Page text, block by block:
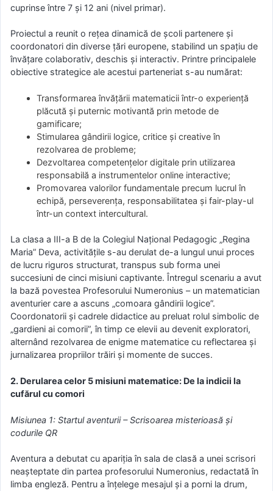
cuprinse între 7 și 12 ani (nivel primar).
Proiectul a reunit o rețea dinamică de școli partenere și
coordonatori din diverse țări europene, stabilind un spațiu de
învățare colaborativ, deschis și interactiv. Printre principalele
obiective strategice ale acestui parteneriat s-au numărat:
Transformarea învățării matematicii într-o experiență
plăcută și puternic motivantă prin metode de
gamificare;
Stimularea gândirii logice, critice și creative în
rezolvarea de probleme;
Dezvoltarea competențelor digitale prin utilizarea
responsabilă a instrumentelor online interactive;
Promovarea valorilor fundamentale precum lucrul în
echipă, perseverența, responsabilitatea și fair-play-ul
într-un context intercultural.
La clasa a III-a B de la Colegiul Național Pedagogic „Regina
Maria” Deva, activitățile s-au derulat de-a lungul unui proces
de lucru riguros structurat, transpus sub forma unei
succesiuni de cinci misiuni captivante. Întregul scenariu a avut
la bază povestea Profesorului Numeronius – un matematician
aventurier care a ascuns „comoara gândirii logice”.
Coordonatorii și cadrele didactice au preluat rolul simbolic de
„gardieni ai comorii”, în timp ce elevii au devenit exploratori,
alternând rezolvarea de enigme matematice cu reflectarea și
jurnalizarea propriilor trăiri și momente de succes.
2. Derularea celor 5 misiuni matematice: De la indicii la
cufărul cu comori
Misiunea 1: Startul aventurii – Scrisoarea misterioasă și
codurile QR
Aventura a debutat cu apariția în sala de clasă a unei scrisori
neașteptate din partea profesorului Numeronius, redactată în
limba engleză. Pentru a înțelege mesajul și a porni la drum,